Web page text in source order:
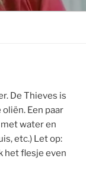
De Thieves is
Een paar
water en
etc.) Let op:
het flesje even